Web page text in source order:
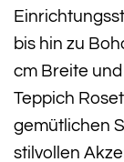
bis hin zu
cm Breite
Teppich
gemütlichen
stilvollen